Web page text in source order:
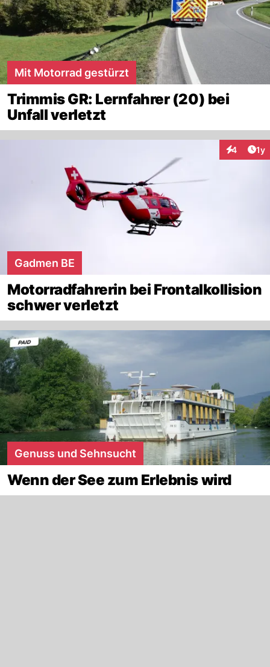
Mit Motorrad gestürzt
Trimmis GR: Lernfahrer (20) bei
Unfall verletzt
4 1y
Gadmen BE
Motorradfahrerin bei Frontalkollision
schwer verletzt
Genuss und Sehnsucht
Wenn der See zum Erlebnis wird